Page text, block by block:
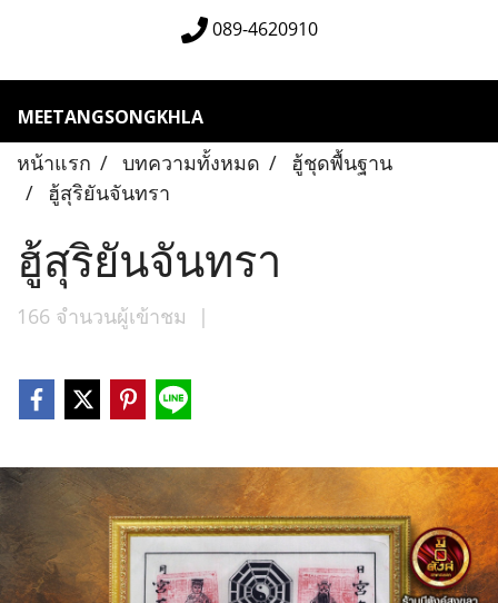
089-4620910
MEETANGSONGKHLA
หน้าแรก บทความทั้งหมด
ฮู้ชุดพื้นฐาน
ฮู้สุริยันจันทรา
ฮู้สุริยันจันทรา
166 จำนวนผู้เข้าชม |